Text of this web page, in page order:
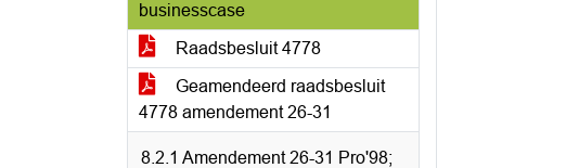
businesscase
Raadsbesluit 4778
Geamendeerd raadsbesluit
4778 amendement 26-31
8.2.1 Amendement 26-31 Pro'98;